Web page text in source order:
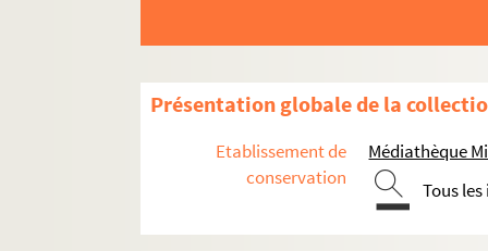
Présentation globale de la
Etablissement de
conservation
Médiathèque
Tous
493. Massiou (Daniel). « Glanes historiques.
495. Massiou (Daniel)
496. Massiou (Daniel). « Almanach du
497. Comptes divers